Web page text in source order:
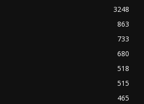
3248
863
733
680
518
515
465